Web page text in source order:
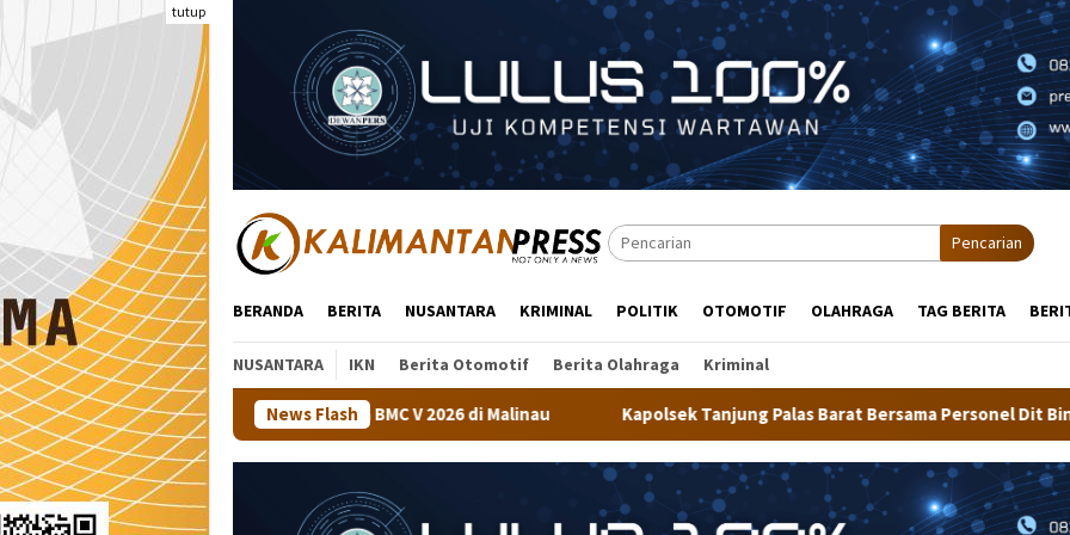
tutup
Pencarian
BERANDA BERITA NUSANTARA KRIMINAL POLITIK OTOMOTIF OLAHRAGA TAG BERITA
NUSANTARA IKN Berita Otomotif Berita Olahraga Kriminal
News Flash
Tenis Meja BMC V 2026 di Malinau Kapolsek Tanjung Palas Barat Bersama Personel Dit Binmas Polda Kaltara